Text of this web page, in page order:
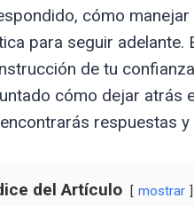
cómo
para seguir adelante.
de tu
cómo dejar atrás
respuestas
del Artículo mostrar